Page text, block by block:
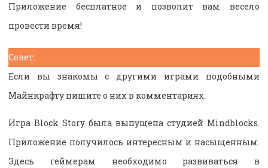
Приложение бесплатное и позволит вам весело
провести время!
Совет:
Если вы знакомы с другими играми подобными
Майнкрафту пишите о них в комментариях.
Игра Block Story была выпущена студией Mindblocks.
Приложение получилось интересным и насыщенным.
Здесь геймерам необходимо развиваться в